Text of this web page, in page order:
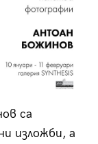
са
изложби, а